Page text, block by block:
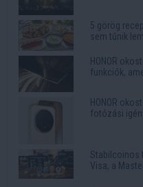
5 görög
sem tűnik
HONOR
funkciók,
HONOR
fotózási
Stabilcoinos
Visa, a